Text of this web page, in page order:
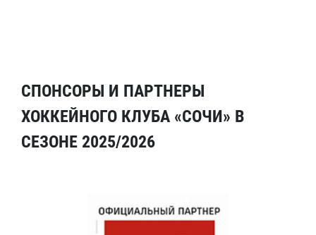
СПОНСОРЫ И ПАРТНЕРЫ
ХОККЕЙНОГО КЛУБА «СОЧИ» В
СЕЗОНЕ 2025/2026